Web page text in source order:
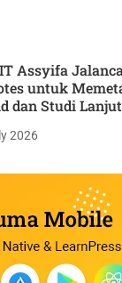
Assyifa
untuk
dan Studi
2026